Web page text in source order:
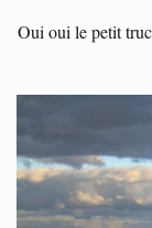
Oui oui le petit